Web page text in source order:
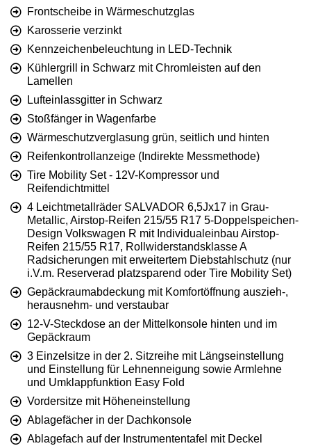
Frontscheibe in Wärmeschutzglas
Karosserie verzinkt
Kennzeichenbeleuchtung in LED-Technik
Kühlergrill in Schwarz mit Chromleisten auf den
Lamellen
Lufteinlassgitter in Schwarz
Stoßfänger in Wagenfarbe
Wärmeschutzverglasung grün, seitlich und hinten
Reifenkontrollanzeige (Indirekte Messmethode)
Tire Mobility Set - 12V-Kompressor und
Reifendichtmittel
4 Leichtmetallräder SALVADOR 6,5Jx17 in Grau-
Metallic, Airstop-Reifen 215/55 R17 5-Doppelspeichen-
Design Volkswagen R mit Individualeinbau Airstop-
Reifen 215/55 R17, Rollwiderstandsklasse A
Radsicherungen mit erweitertem Diebstahlschutz (nur
i.V.m. Reserverad platzsparend oder Tire Mobility Set)
Gepäckraumabdeckung mit Komfortöffnung auszieh-,
herausnehm- und verstaubar
12-V-Steckdose an der Mittelkonsole hinten und im
Gepäckraum
3 Einzelsitze in der 2. Sitzreihe mit Längseinstellung
und Einstellung für Lehnenneigung sowie Armlehne
und Umklappfunktion Easy Fold
Vordersitze mit Höheneinstellung
Ablagefächer in der Dachkonsole
Ablagefach auf der Instrumententafel mit Deckel